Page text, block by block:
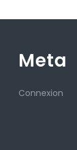
Meta
Connexion